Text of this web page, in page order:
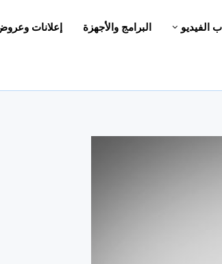
الفيديو البرامج والأجهزة إعلانات